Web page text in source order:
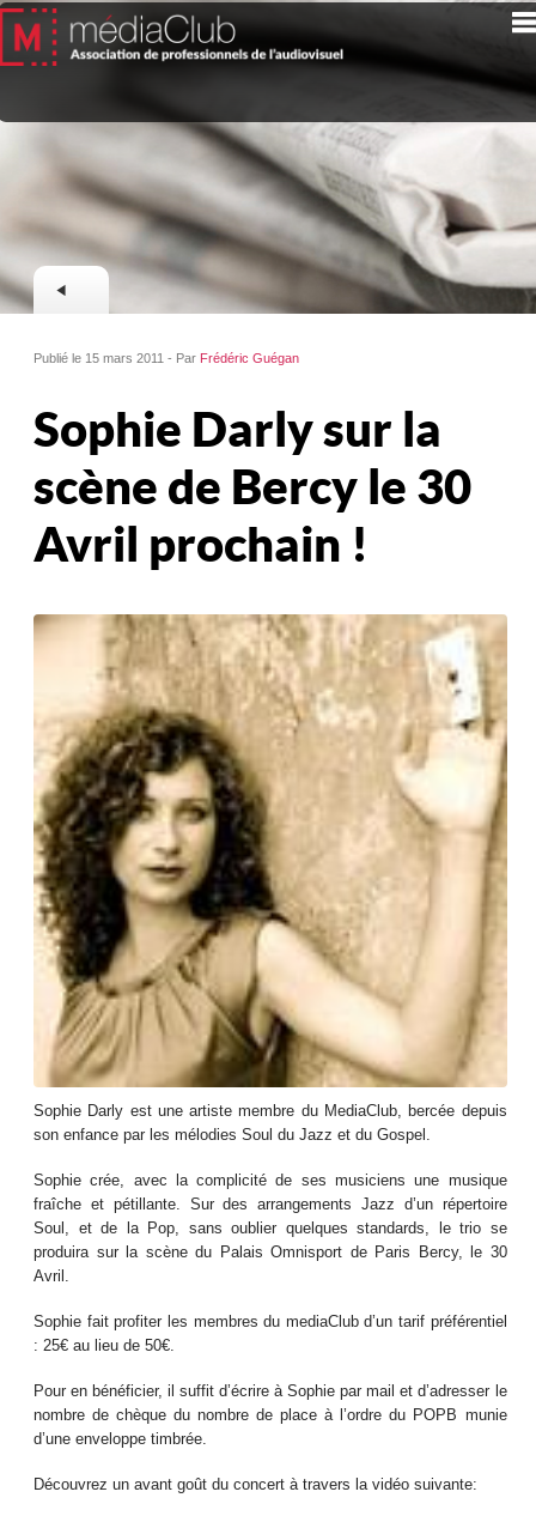
Publié le 15 mars 2011 - Par Frédéric Guégan
Sophie Darly sur la
scène de Bercy le 30
Avril prochain !
Sophie Darly est une artiste membre du MediaClub, bercée depuis
son enfance par les mélodies Soul du Jazz et du Gospel.
Sophie crée, avec la complicité de ses musiciens une musique
fraîche et pétillante. Sur des arrangements Jazz d’un répertoire
Soul, et de la Pop, sans oublier quelques standards, le trio se
produira sur la scène du Palais Omnisport de Paris Bercy, le 30
Avril.
Sophie fait profiter les membres du mediaClub d’un tarif préférentiel
: 25€ au lieu de 50€.
Pour en bénéficier, il suffit d’écrire à Sophie par mail et d’adresser le
nombre de chèque du nombre de place à l’ordre du POPB munie
d’une enveloppe timbrée.
Découvrez un avant goût du concert à travers la vidéo suivante: